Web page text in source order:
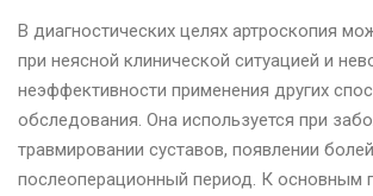
В диагностических целях артроскопия
при неясной клинической ситуацией и
неэффективности применения других
обследования. Она используется при
травмировании суставов, появлении
послеоперационный период. К основным